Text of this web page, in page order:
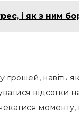
і як з ним
грошей,
відсотки